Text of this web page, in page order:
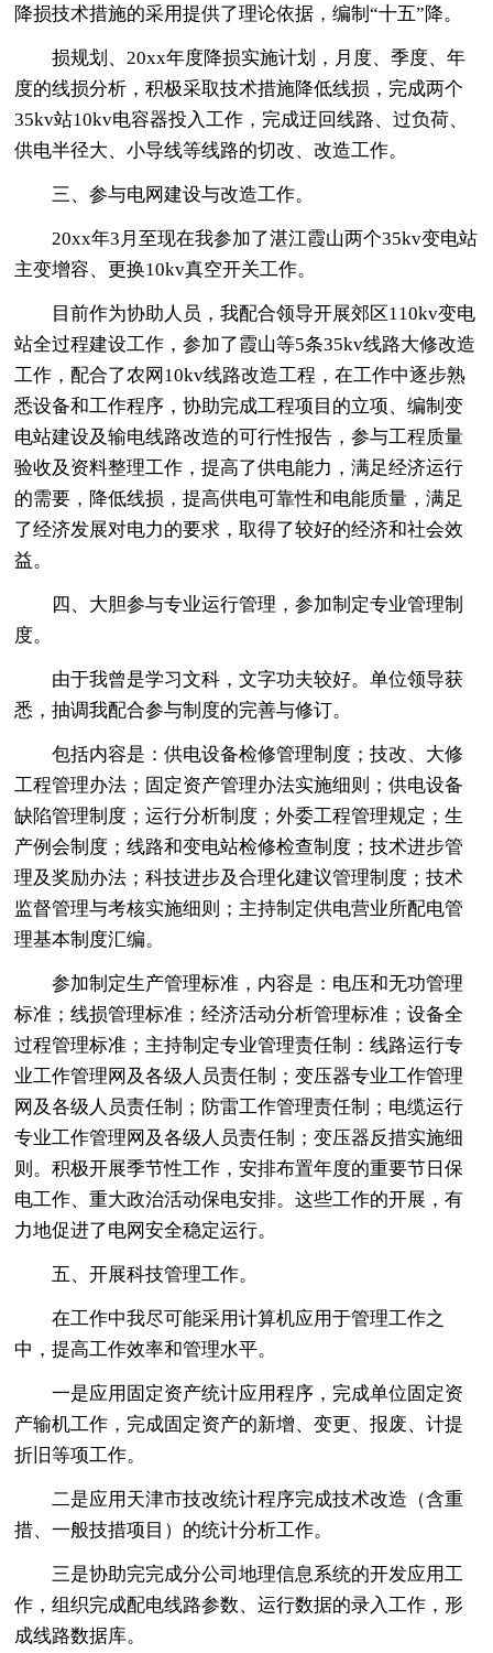
降损技术措施的采用提供了理论依据，编制“十五”降。
损规划、20xx年度降损实施计划，月度、季度、年
度的线损分析，积极采取技术措施降低线损，完成两个
35kv站10kv电容器投入工作，完成迂回线路、过负荷、
供电半径大、小导线等线路的切改、改造工作。
三、参与电网建设与改造工作。
20xx年3月至现在我参加了湛江霞山两个35kv变电站
主变增容、更换10kv真空开关工作。
目前作为协助人员，我配合领导开展郊区110kv变电
站全过程建设工作，参加了霞山等5条35kv线路大修改造
工作，配合了农网10kv线路改造工程，在工作中逐步熟
悉设备和工作程序，协助完成工程项目的立项、编制变
电站建设及输电线路改造的可行性报告，参与工程质量
验收及资料整理工作，提高了供电能力，满足经济运行
的需要，降低线损，提高供电可靠性和电能质量，满足
了经济发展对电力的要求，取得了较好的经济和社会效
益。
四、大胆参与专业运行管理，参加制定专业管理制
度。
由于我曾是学习文科，文字功夫较好。单位领导获
悉，抽调我配合参与制度的完善与修订。
包括内容是：供电设备检修管理制度；技改、大修
工程管理办法；固定资产管理办法实施细则；供电设备
缺陷管理制度；运行分析制度；外委工程管理规定；生
产例会制度；线路和变电站检修检查制度；技术进步管
理及奖励办法；科技进步及合理化建议管理制度；技术
监督管理与考核实施细则；主持制定供电营业所配电管
理基本制度汇编。
参加制定生产管理标准，内容是：电压和无功管理
标准；线损管理标准；经济活动分析管理标准；设备全
过程管理标准；主持制定专业管理责任制：线路运行专
业工作管理网及各级人员责任制；变压器专业工作管理
网及各级人员责任制；防雷工作管理责任制；电缆运行
专业工作管理网及各级人员责任制；变压器反措实施细
则。积极开展季节性工作，安排布置年度的重要节日保
电工作、重大政治活动保电安排。这些工作的开展，有
力地促进了电网安全稳定运行。
五、开展科技管理工作。
在工作中我尽可能采用计算机应用于管理工作之
中，提高工作效率和管理水平。
一是应用固定资产统计应用程序，完成单位固定资
产输机工作，完成固定资产的新增、变更、报废、计提
折旧等项工作。
二是应用天津市技改统计程序完成技术改造（含重
措、一般技措项目）的统计分析工作。
三是协助完完成分公司地理信息系统的开发应用工
作，组织完成配电线路参数、运行数据的录入工作，形
成线路数据库。